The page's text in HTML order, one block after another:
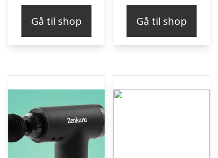
Gå til shop Gå til shop